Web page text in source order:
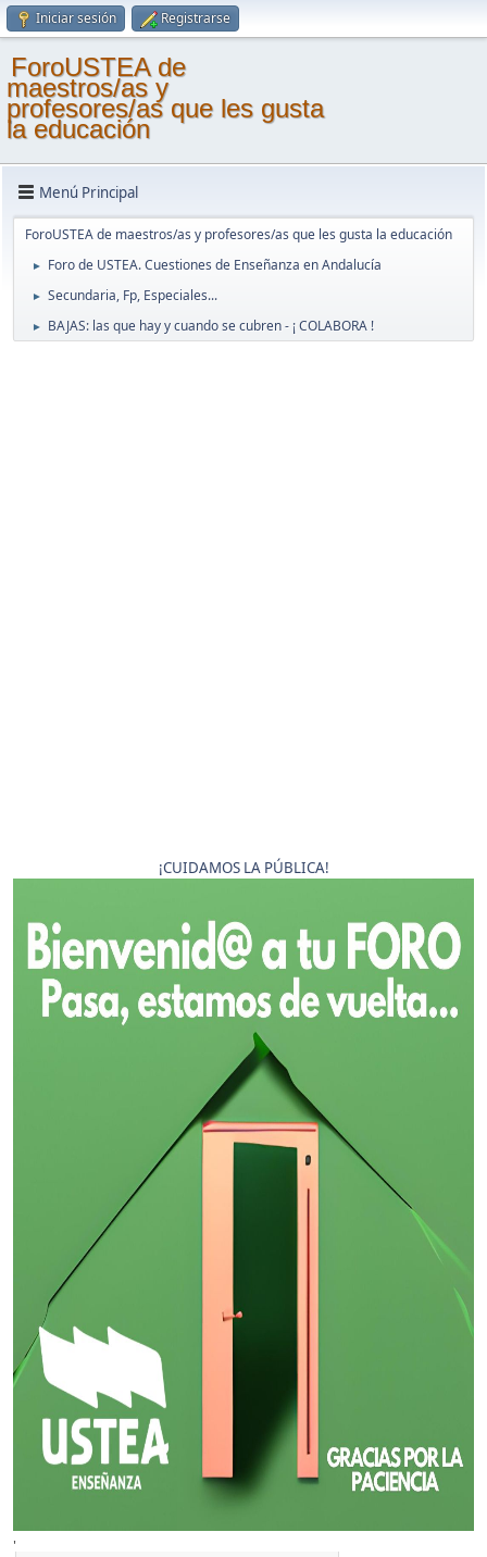
Iniciar sesión Registrarse
ForoUSTEA de
maestros/as y
profesores/as que les gusta
la educación
Menú Principal
ForoUSTEA de maestros/as y profesores/as que les gusta la educación
► Foro de USTEA. Cuestiones de Enseñanza en Andalucía
► Secundaria, Fp, Especiales...
► BAJAS: las que hay y cuando se cubren - ¡ COLABORA !
¡CUIDAMOS LA PÚBLICA!
'